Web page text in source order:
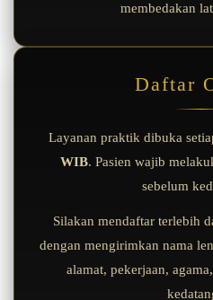
membedakan
Daftar
Layanan praktik dibuka
WIB. Pasien wajib
sebelum
Silakan mendaftar terlebih
dengan mengirimkan nama
alamat, pekerjaan,